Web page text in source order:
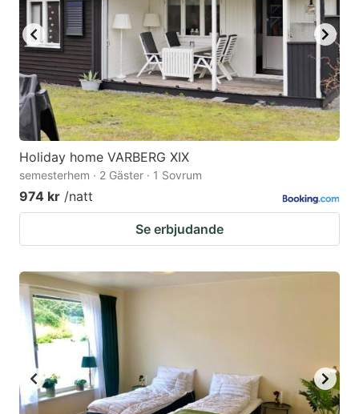
Holiday home VARBERG XIX
semesterhem · 2 Gäster · 1 Sovrum
974 kr /natt
Se erbjudande